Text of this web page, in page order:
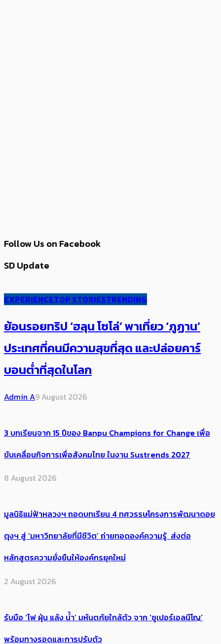
Follow Us on Facebook
SD Update
EXPERIENCETOP STORIESTRENDING
ย้อนรอยทริป ‘ฮลุน โซโล่’ ​​พาเที่ยว ‘ภูฏาน’
ประเทศ​ที่คน​มีความสุข​ที่สุด​​ และปล่อยคาร์​
บอนต่ำที่สุดในโลก
Admin A9 August 2026
3 บทเรียนจาก 15 ปีของ Banpu Champions for Change เพื่อ
ขับเคลื่อนกิจการเพื่อสังคมไทย ในงาน Sustrends 2027
8 August 2026
มูลนิธิแม่ฟ้าหลวงฯ ถอดบทเรียน 4 ทศวรรษโครงการพัฒนาดอย
ตุงฯ สู่ ‘มหาวิทยาลัยที่มีชีวิต’ ถ่ายทอดองค์ความรู้ ส่งต่อ
หลักสูตรความยั่งยืนให้องค์กรยุคใหม่
2 August 2026
รับมือ ‘ไฟ ฝุ่น แล้ง น้ำ’ มหันตภัยใกล้ตัว จาก ‘ซูเปอร์เอลนีโญ’
พร้อมทางรอดและการปรับตัว